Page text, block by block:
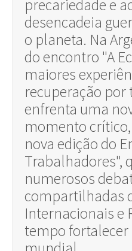
precariedade e
desencadeia
o planeta. Na
do encontro "A
maiores
recuperação
enfrenta uma
momento
nova edição do
Trabalhadores",
numerosos
compartilhadas
Internacionais e
tempo fortalecer